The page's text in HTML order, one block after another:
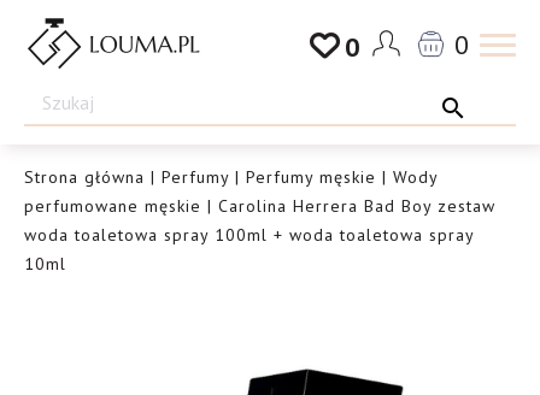
Przejdź
Drogeria
Louma.pl
0 0
Strona główna | Perfumy | Perfumy męskie | Wody
perfumowane męskie | Carolina Herrera Bad Boy zestaw
woda toaletowa spray 100ml + woda toaletowa spray
10ml